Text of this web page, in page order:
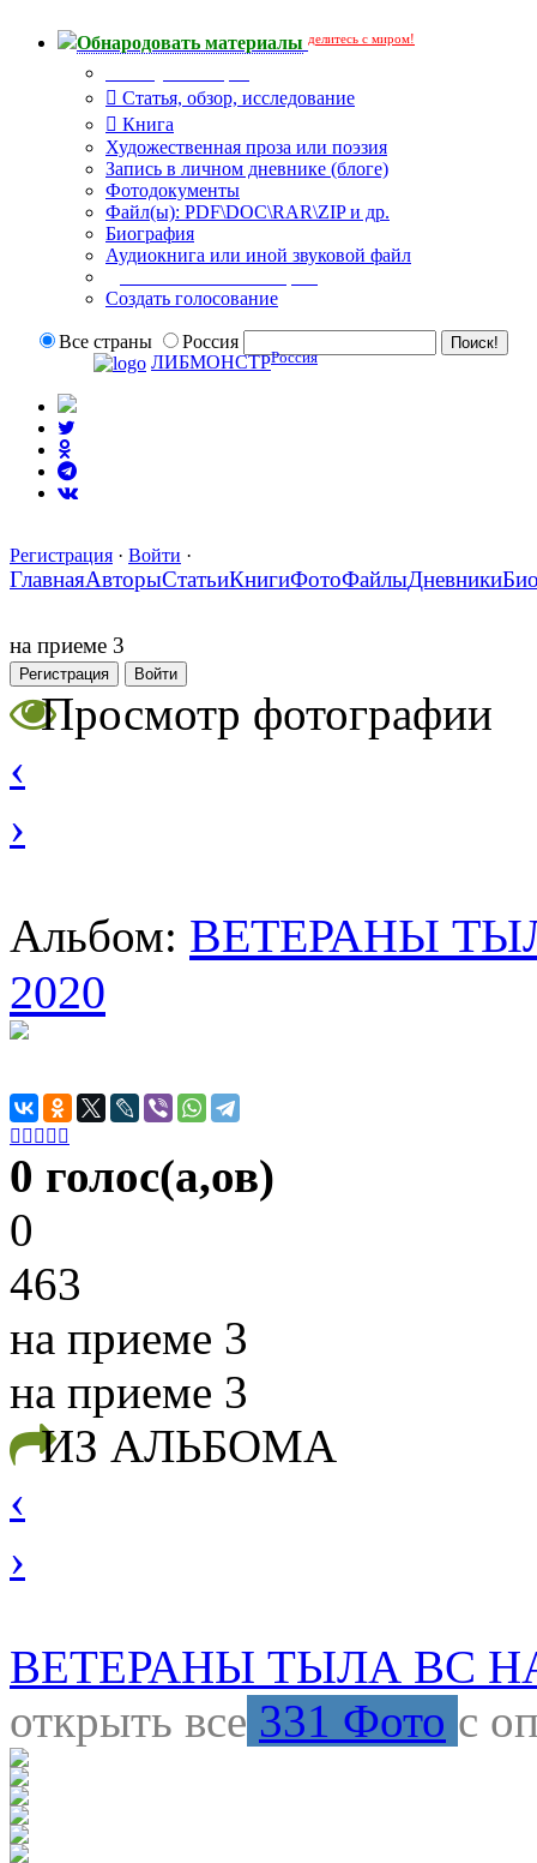
Обнародовать материалы делитесь с миром!
Статья, обзор, исследование
Книга
Художественная проза или поэзия
Запись в личном дневнике (блоге)
Фотодокументы
Файл(ы): PDF\DOC\RAR\ZIP и др.
Биография
Аудиокнига или иной звуковой файл
Создать голосование
Все страны
Россия
ЛИБМОНСТРРоссия
Регистрация · Войти ·
ГлавнаяАвторыСтатьиКнигиФотоФайлыДневники
на приеме 3
Регистрация Войти
Просмотр фотографии
‹
›
Альбом: ВЕТЕРАНЫ
2020
    
0 голос(а,ов)
0
463
на приеме 3
на приеме 3
ИЗ АЛЬБОМА
‹
›
ВЕТЕРАНЫ ТЫЛА ВС
открыть все 331 Фото с